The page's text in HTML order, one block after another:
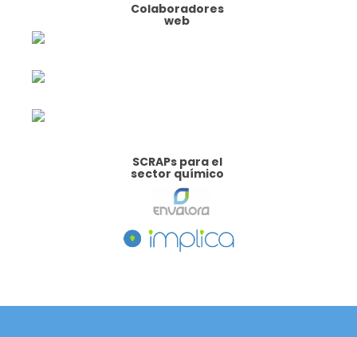
Colaboradores
web
SCRAPs para el
sector químico